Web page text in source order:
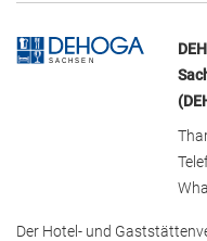
Der Hotel- und